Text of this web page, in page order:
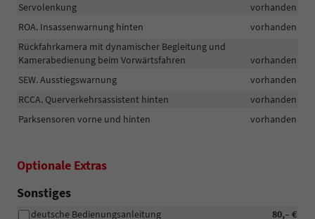
Servolenkung
vorhanden
ROA. Insassenwarnung hinten
vorhanden
Rückfahrkamera mit dynamischer Begleitung und
Kamerabedienung beim Vorwärtsfahren
vorhanden
SEW. Ausstiegswarnung
vorhanden
RCCA. Querverkehrsassistent hinten
vorhanden
Parksensoren vorne und hinten
vorhanden
Optionale Extras
Sonstiges
80,– €
deutsche Bedienungsanleitung